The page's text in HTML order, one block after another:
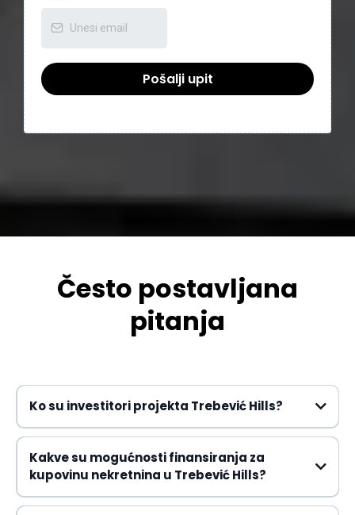
Pošalji upit
Često postavljana
pitanja
Ko su investitori projekta Trebević Hills?
Kakve su mogućnosti finansiranja za
kupovinu nekretnina u Trebević Hills?